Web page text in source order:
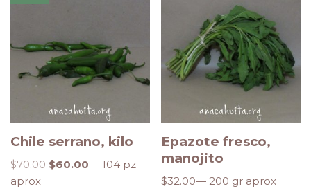
Chile serrano, kilo
$70.00 $60.00— 104 pz
aprox
Epazote fresco,
manojito
$32.00— 200 gr aprox